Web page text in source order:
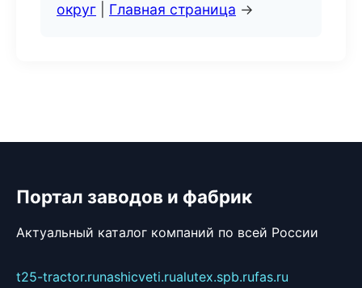
округ
Главная страница →
Портал заводов и фабрик
Актуальный каталог компаний по всей России
t25-tractor.runashicveti.rualutex.spb.rufas.ru